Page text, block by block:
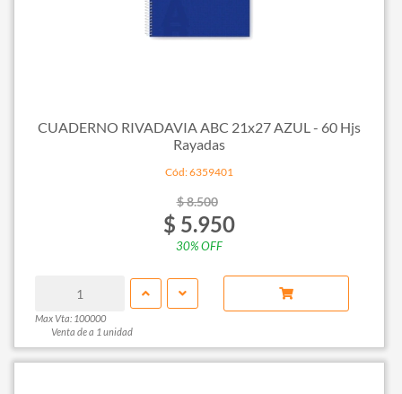
CUADERNO RIVADAVIA ABC 21x27 AZUL - 60 Hjs
Rayadas
Cód: 6359401
$ 8.500
$ 5.950
30% OFF
Max Vta: 100000
Venta de a 1 unidad